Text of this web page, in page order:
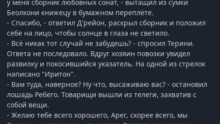
у меня сборник любовных сонат, - вытащил из сумки
Беолкони книжецу в бумажном переплёте.
- Спасибо, - ответил Д'рейон, раскрыл сборник и положил
себе на лицо, чтобы солнце в глаза не светило.
- Всё никак тот случай не забудешь? - спросил Терини.
Ответа не последовало. Вдруг хозяин повозки увидел
развилку и покосившийся указатель. На одной из стрелок
написано "Иритон".
- Вам туда, наверное? Ну что, высаживаю вас? - остановил
лошадь Ребего. Товарищи вышли из телеги, захватив с
собой вещи.
- Желаю тебе всего хорошего, Арег, скорее всего, мы